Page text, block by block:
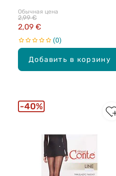
Добавить в корзину
Обычная цена
2,09 €
2,99 €
0
40%